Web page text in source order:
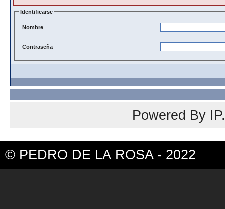
Identificarse
Nombre
Contraseña
Powered By
© PEDRO DE LA ROSA - 2022